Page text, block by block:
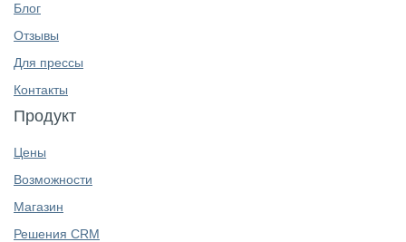
Блог
Отзывы
Для прессы
Контакты
Продукт
Цены
Возможности
Магазин
Решения CRM